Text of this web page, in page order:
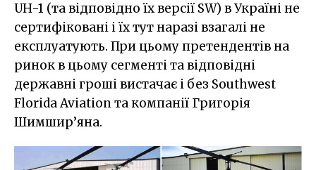
UH-1 (та відповідно їх версії SW) в Україні не
сертифіковані і їх тут наразі взагалі не
експлуатують. При цьому претендентів на
ринок в цьому сегменті та відповідні
державні гроші вистачає і без Southwest
Florida Aviation та компанії Григорія
Шимшир’яна.